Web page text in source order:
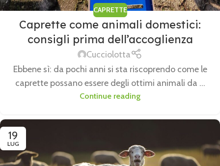
CAPRETTE
Caprette come animali domestici:
consigli prima dell’accoglienza
Cucciolotta
Ebbene sì: da pochi anni si sta riscoprendo come le
caprette possano essere degli ottimi animali da ...
Continue reading
19
LUG